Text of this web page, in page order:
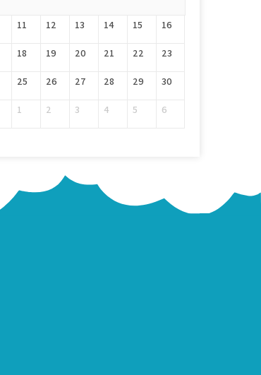
11 12 13 14 15 16
18 19 20 21 22 23
25 26 27 28 29 30
1 2 3 4 5 6